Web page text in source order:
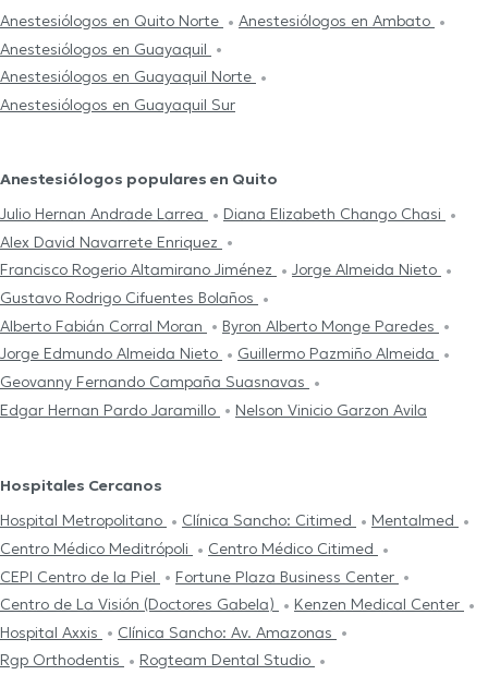
Anestesiólogos en Quito Norte
Anestesiólogos en Ambato
Anestesiólogos en Guayaquil
Anestesiólogos en Guayaquil Norte
Anestesiólogos en Guayaquil Sur
Anestesiólogos populares en Quito
Julio Hernan Andrade Larrea
Diana Elizabeth Chango Chasi
Alex David Navarrete Enriquez
Francisco Rogerio Altamirano Jiménez
Jorge Almeida Nieto
Gustavo Rodrigo Cifuentes Bolaños
Alberto Fabián Corral Moran
Byron Alberto Monge Paredes
Jorge Edmundo Almeida Nieto
Guillermo Pazmiño Almeida
Geovanny Fernando Campaña Suasnavas
Edgar Hernan Pardo Jaramillo
Nelson Vinicio Garzon Avila
Hospitales Cercanos
Hospital Metropolitano
Clínica Sancho: Citimed
Mentalmed
Centro Médico Meditrópoli
Centro Médico Citimed
CEPI Centro de la Piel
Fortune Plaza Business Center
Centro de La Visión (Doctores Gabela)
Kenzen Medical Center
Hospital Axxis
Clínica Sancho: Av. Amazonas
Rgp Orthodentis
Rogteam Dental Studio